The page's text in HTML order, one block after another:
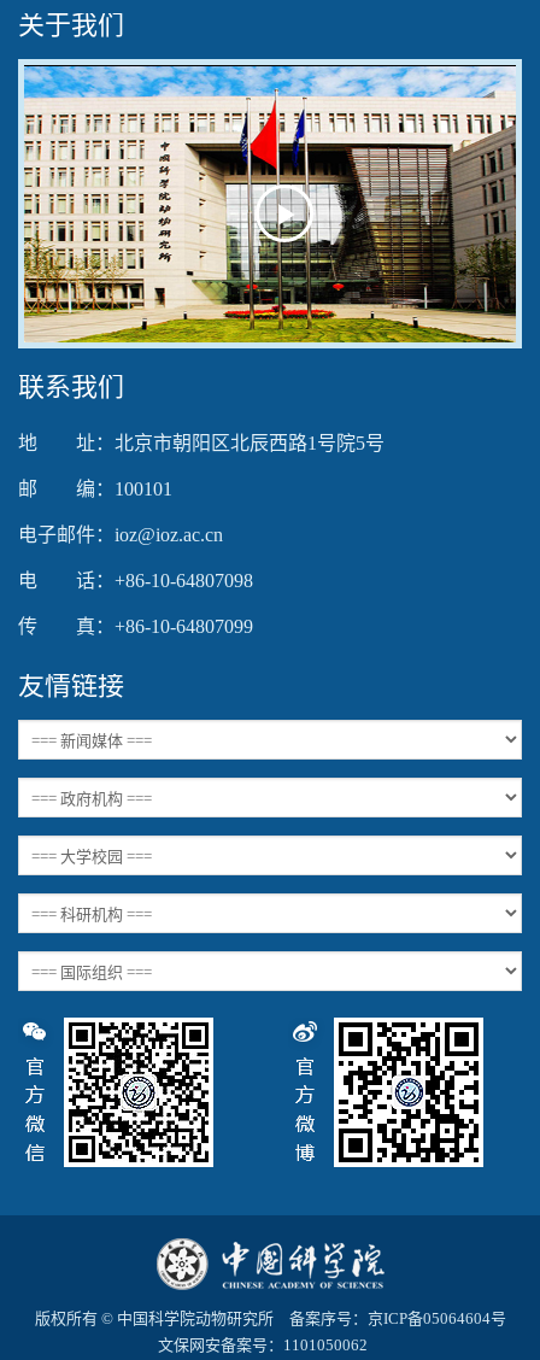
关于我们
Play
Video
联系我们
地 址：北京市朝阳区北辰西路1号院5号
邮 编：100101
电子邮件：ioz@ioz.ac.cn
电 话：+86-10-64807098
传 真：+86-10-64807099
友情链接
版权所有 © 中国科学院动物研究所 备案序号： 京ICP备05064604号
文保网安备案号：1101050062